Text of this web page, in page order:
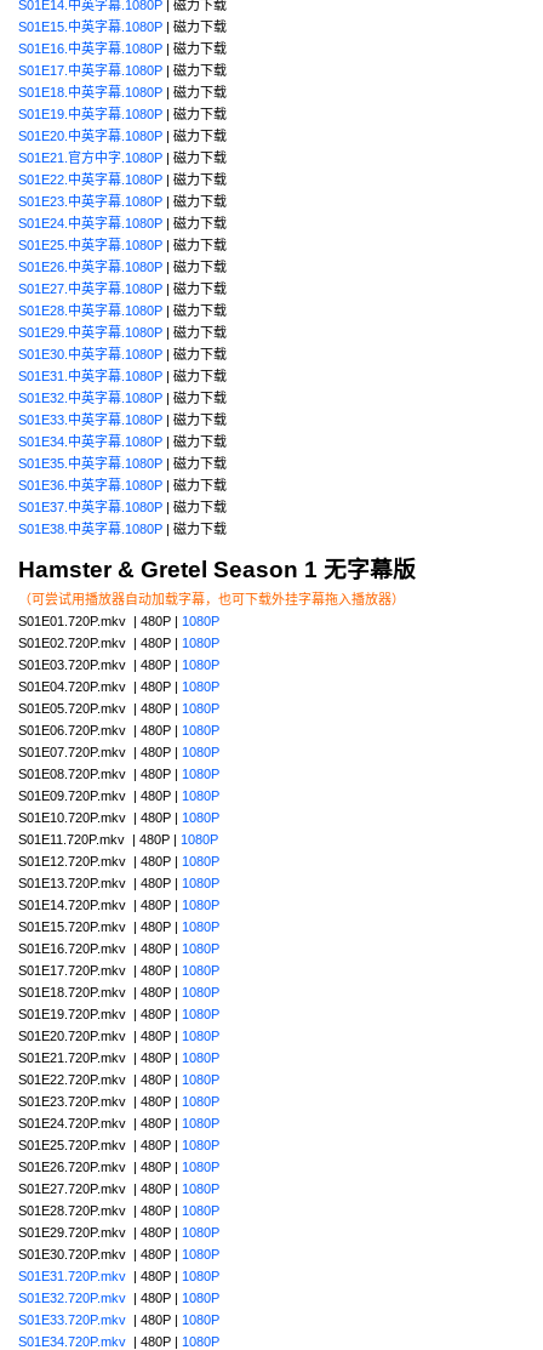
S01E14.中英字幕.1080P | 磁力下载
S01E15.中英字幕.1080P | 磁力下载
S01E16.中英字幕.1080P | 磁力下载
S01E17.中英字幕.1080P | 磁力下载
S01E18.中英字幕.1080P | 磁力下载
S01E19.中英字幕.1080P | 磁力下载
S01E20.中英字幕.1080P | 磁力下载
S01E21.官方中字.1080P | 磁力下载
S01E22.中英字幕.1080P | 磁力下载
S01E23.中英字幕.1080P | 磁力下载
S01E24.中英字幕.1080P | 磁力下载
S01E25.中英字幕.1080P | 磁力下载
S01E26.中英字幕.1080P | 磁力下载
S01E27.中英字幕.1080P | 磁力下载
S01E28.中英字幕.1080P | 磁力下载
S01E29.中英字幕.1080P | 磁力下载
S01E30.中英字幕.1080P | 磁力下载
S01E31.中英字幕.1080P | 磁力下载
S01E32.中英字幕.1080P | 磁力下载
S01E33.中英字幕.1080P | 磁力下载
S01E34.中英字幕.1080P | 磁力下载
S01E35.中英字幕.1080P | 磁力下载
S01E36.中英字幕.1080P | 磁力下载
S01E37.中英字幕.1080P | 磁力下载
S01E38.中英字幕.1080P | 磁力下载
Hamster & Gretel Season 1 无字幕版
（可尝试用播放器自动加载字幕，也可下载外挂字幕拖入播放器）
S01E01.720P.mkv | 480P | 1080P
S01E02.720P.mkv | 480P | 1080P
S01E03.720P.mkv | 480P | 1080P
S01E04.720P.mkv | 480P | 1080P
S01E05.720P.mkv | 480P | 1080P
S01E06.720P.mkv | 480P | 1080P
S01E07.720P.mkv | 480P | 1080P
S01E08.720P.mkv | 480P | 1080P
S01E09.720P.mkv | 480P | 1080P
S01E10.720P.mkv | 480P | 1080P
S01E11.720P.mkv | 480P | 1080P
S01E12.720P.mkv | 480P | 1080P
S01E13.720P.mkv | 480P | 1080P
S01E14.720P.mkv | 480P | 1080P
S01E15.720P.mkv | 480P | 1080P
S01E16.720P.mkv | 480P | 1080P
S01E17.720P.mkv | 480P | 1080P
S01E18.720P.mkv | 480P | 1080P
S01E19.720P.mkv | 480P | 1080P
S01E20.720P.mkv | 480P | 1080P
S01E21.720P.mkv | 480P | 1080P
S01E22.720P.mkv | 480P | 1080P
S01E23.720P.mkv | 480P | 1080P
S01E24.720P.mkv | 480P | 1080P
S01E25.720P.mkv | 480P | 1080P
S01E26.720P.mkv | 480P | 1080P
S01E27.720P.mkv | 480P | 1080P
S01E28.720P.mkv | 480P | 1080P
S01E29.720P.mkv | 480P | 1080P
S01E30.720P.mkv | 480P | 1080P
S01E31.720P.mkv | 480P | 1080P
S01E32.720P.mkv | 480P | 1080P
S01E33.720P.mkv | 480P | 1080P
S01E34.720P.mkv | 480P | 1080P